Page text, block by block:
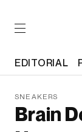
EDITORIAL
SNEAKERS
Brain